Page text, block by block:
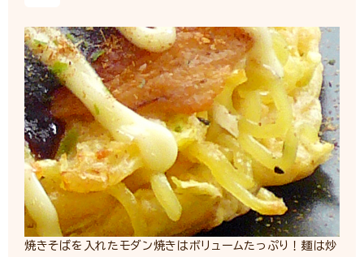
焼きそばを入れたモダン焼きはボリュームたっぷり！麺は炒